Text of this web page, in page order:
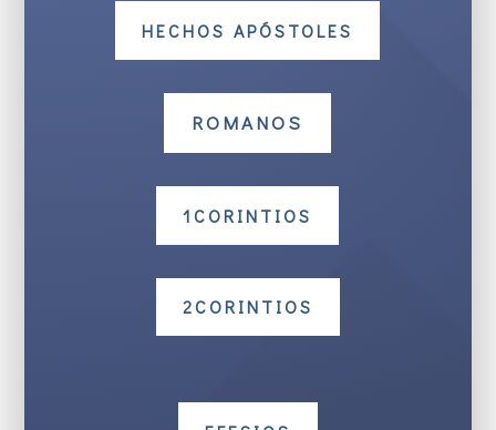
HECHOS APÓSTOLES
ROMANOS
1CORINTIOS
2CORINTIOS